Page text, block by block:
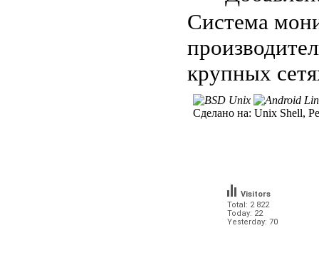
Система
крупных
Сделано на: Unix Shell,
Total: 2 822
Today: 22
Yesterday: 70
Visitors